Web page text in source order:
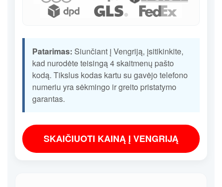
Patarimas: Siunčiant į Vengriją, įsitikinkite,
kad nurodėte teisingą 4 skaitmenų pašto
kodą. Tikslus kodas kartu su gavėjo telefono
numeriu yra sėkmingo ir greito pristatymo
garantas.
SKAIČIUOTI KAINĄ Į VENGRIJĄ